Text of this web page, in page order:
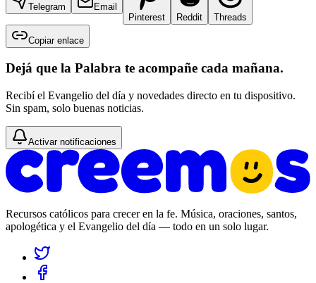
Telegram
Email
Pinterest
Reddit Threads
Copiar enlace
Dejá que la Palabra te acompañe cada mañana.
Recibí el Evangelio del día y novedades directo en tu dispositivo.
Sin spam, solo buenas noticias.
Activar notificaciones
Recursos católicos para crecer en la fe. Música, oraciones, santos,
apologética y el Evangelio del día — todo en un solo lugar.